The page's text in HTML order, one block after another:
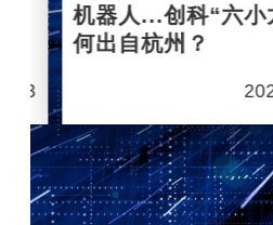
03
机器人...创科“六小
何出自杭州？